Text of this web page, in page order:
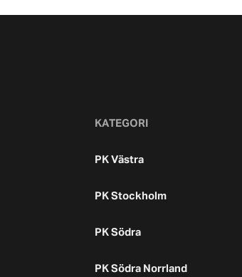
KATEGORI
PK Västra
PK Stockholm
PK Södra
PK Södra Norrland